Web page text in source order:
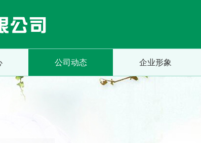
公司动态 企业形象